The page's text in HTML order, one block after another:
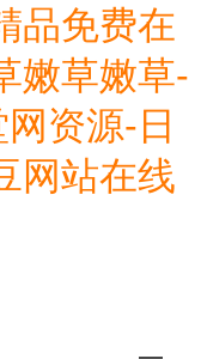
品免费在
嫩草嫩草-
资源-日
网站在线